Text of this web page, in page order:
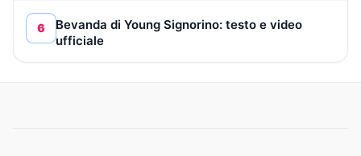
6
Bevanda di Young Signorino: testo e video
ufficiale